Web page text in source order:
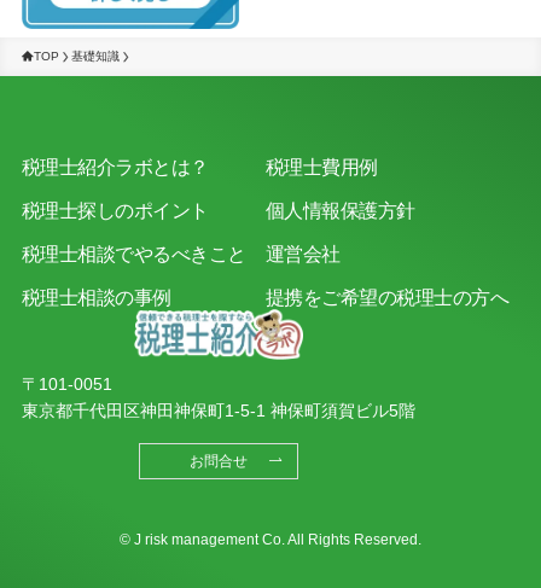
TOP 基礎知識
税理士紹介ラボとは？
税理士探しのポイント
税理士相談でやるべきこと
税理士相談の事例
税理士費用例
個人情報保護方針
運営会社
提携をご希望の税理士の方へ
〒101-0051
東京都千代田区神田神保町1-5-1 神保町須賀ビル5階
お問合せ
© J risk management Co. All Rights Reserved.